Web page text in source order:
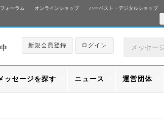
ォーラム オンラインショップ ハーベスト・デジタルショップ
新規会員登録 ログイン
ッセージを探す ニュース 運営団体